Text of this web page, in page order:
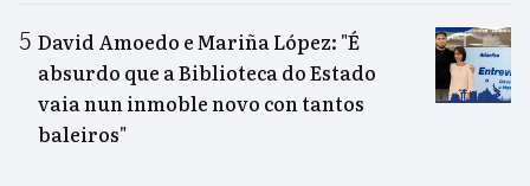
David Amoedo e Mariña López: "É
absurdo que a Biblioteca do Estado
vaia nun inmoble novo con tantos
baleiros"